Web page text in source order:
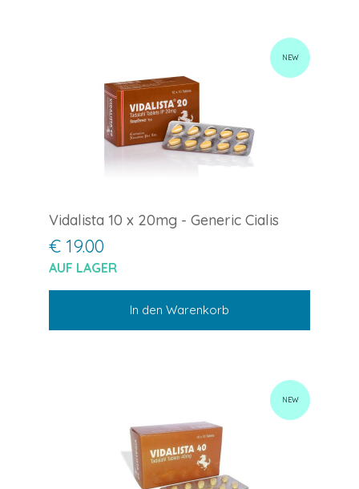
NEW
Vidalista 10 x 20mg - Generic Cialis
€ 19.00
AUF LAGER
In den Warenkorb
NEW